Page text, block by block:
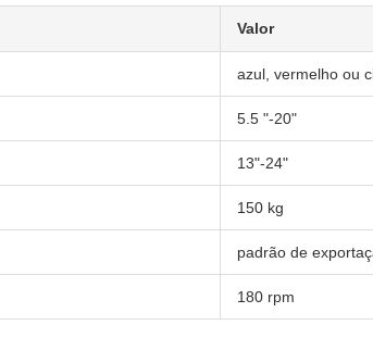
Valor
azul, vermelho ou
5.5 "-20"
13"-24"
150 kg
padrão de
180 rpm